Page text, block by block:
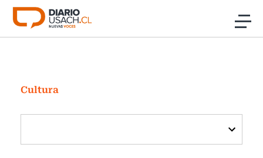
Click acá para ir directamente al contenido
Investigación
Cultura
Programas Radio y TV Usach
Cultura